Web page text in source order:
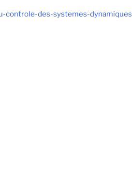
controle-des-systemes-dynamiques